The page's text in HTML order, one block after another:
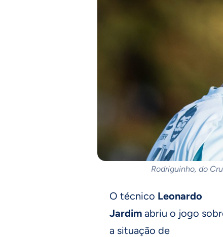
Rodriguinho, do
O técnico Leonardo
Jardim abriu o jogo
a situação de